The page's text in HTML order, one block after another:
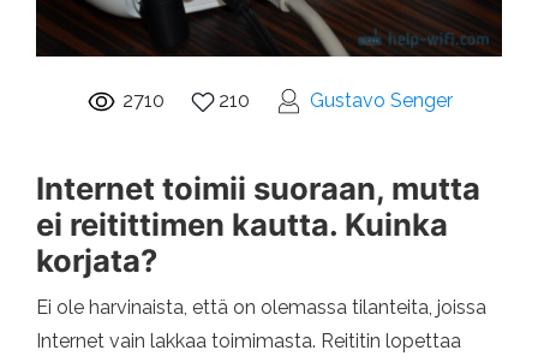
2710 210 Gustavo Senger
Internet toimii suoraan, mutta
ei reitittimen kautta. Kuinka
korjata?
Ei ole harvinaista, että on olemassa tilanteita, joissa
Internet vain lakkaa toimimasta. Reititin lopettaa